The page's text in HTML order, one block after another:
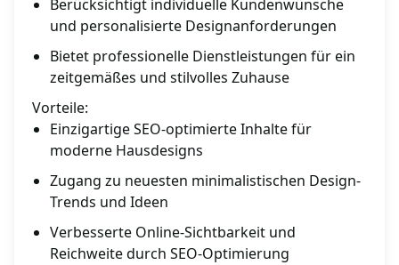
Berücksichtigt individuelle Kundenwünsche
und personalisierte Designanforderungen
Bietet professionelle Dienstleistungen für ein
zeitgemäßes und stilvolles Zuhause
Vorteile:
Einzigartige SEO-optimierte Inhalte für
moderne Hausdesigns
Zugang zu neuesten minimalistischen Design-
Trends und Ideen
Verbesserte Online-Sichtbarkeit und
Reichweite durch SEO-Optimierung